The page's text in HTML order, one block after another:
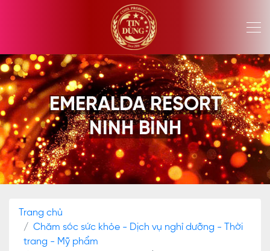
EMERALDA RESORT
NINH BÌNH
Trang chủ
Chăm sóc sức khỏe - Dịch vụ nghỉ dưỡng - Thời
trang - Mỹ phẩm